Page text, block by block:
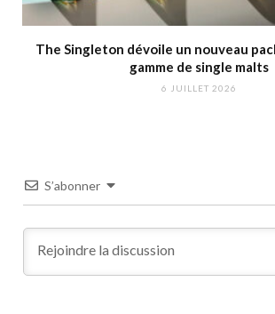
The Singleton dévoile un nouveau
gamme de single malts
6 JUILLET 2026
S’abonner